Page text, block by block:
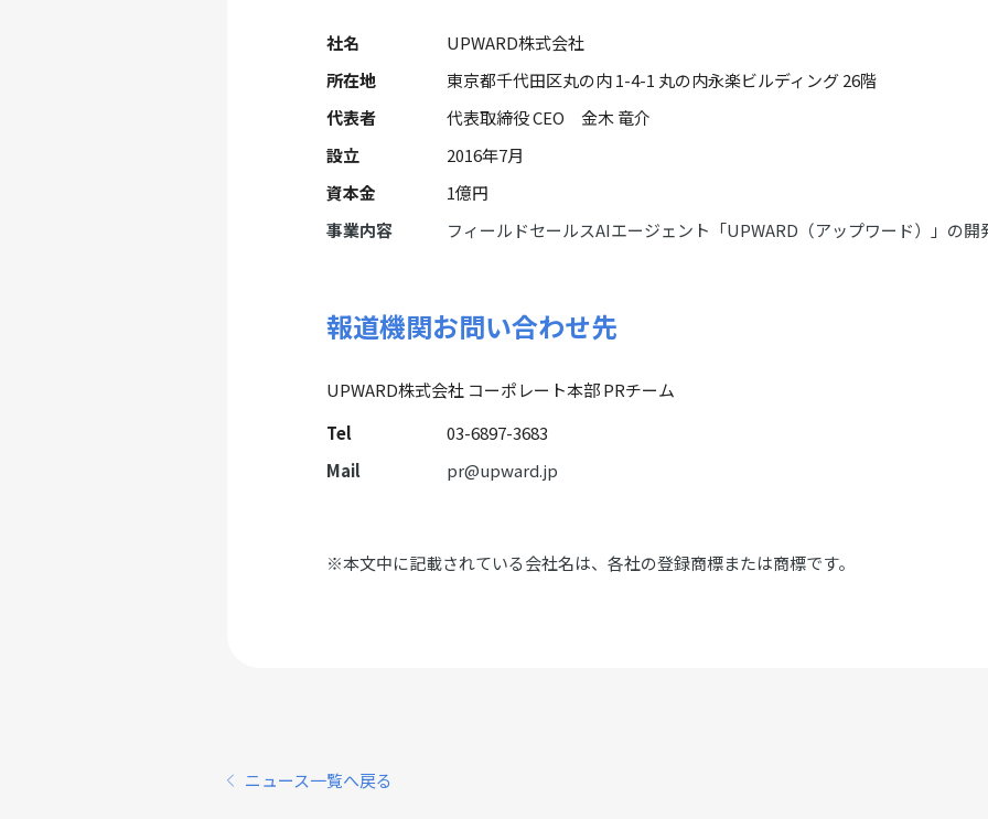
社名
UPWARD株式会社
所在地
東京都千代田区丸の内 1-4-1 丸の内永楽ビルディング 26階
代表者
代表取締役 CEO 金木 竜介
設立
2016年7月
資本金
1億円
事業内容
フィールドセールスAIエージェント「UPWARD（アップワード）」の開
報道機関お問い合わせ先
UPWARD株式会社 コーポレート本部 PRチーム
Tel
03-6897-3683
Mail
pr@upward.jp
※本文中に記載されている会社名は、各社の登録商標または商標です。
ニュース一覧へ戻る